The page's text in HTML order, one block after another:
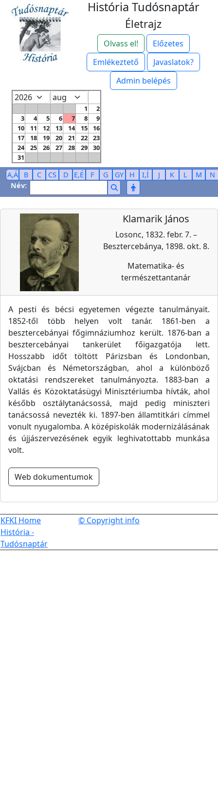
História Tudósnaptár
Életrajz
Olvass el!
Előzetes
Emlékeztető
Javaslatok?
Admin belépés
1
2
3
4 5 6 7 8
9
10
11 12 13 14 15
16
17
18 19 20 21 22
23
24
25 26 27 28 29
30
31
A,Á B C CS D E,É F G GY H I,Í J K L M
N
Név:
Klamarik János
Losonc, 1832. febr. 7. –
Besztercebánya, 1898. okt. 8.
Matematika- és
természettantanár
A pesti és bécsi egyetemen végezte tanulmányait.
1852-től több helyen volt tanár. 1861-ben a
besztercebányai főgimnáziumhoz került. 1876-ban a
besztercebányai tankerület főigazgatója lett.
Hosszabb időt töltött Párizsban és Londonban,
Svájcban és Németországban, ahol a különböző
oktatási rendszereket tanulmányozta. 1883-ban a
Vallás és Közoktatásügyi Minisztériumba hívták, ahol
később osztálytanácsossá, majd pedig miniszteri
tanácsossá nevezték ki. 1897-ben államtitkári címmel
vonult nyugalomba. A középiskolák modernizálásának
és újjászervezésének egyik leghivatottabb munkása
volt.
Web dokumentumok
KFKI Home
História -
Tudósnaptár
© Copyright info